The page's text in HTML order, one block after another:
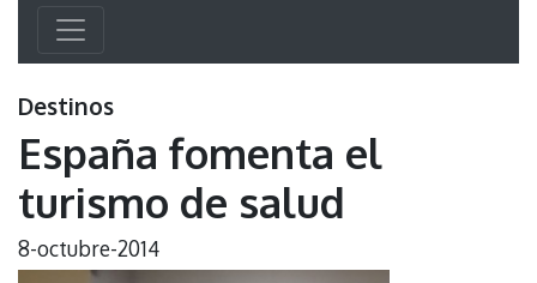
Destinos
España fomenta el
turismo de salud
8-octubre-2014